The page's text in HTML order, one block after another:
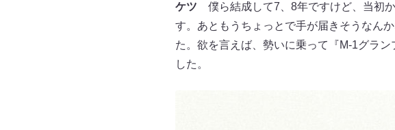
ケツ 僕ら結成して7、8年ですけど、当初
す。あともうちょっとで手が届きそうなん
た。欲を言えば、勢いに乗って『M-1グラ
した。